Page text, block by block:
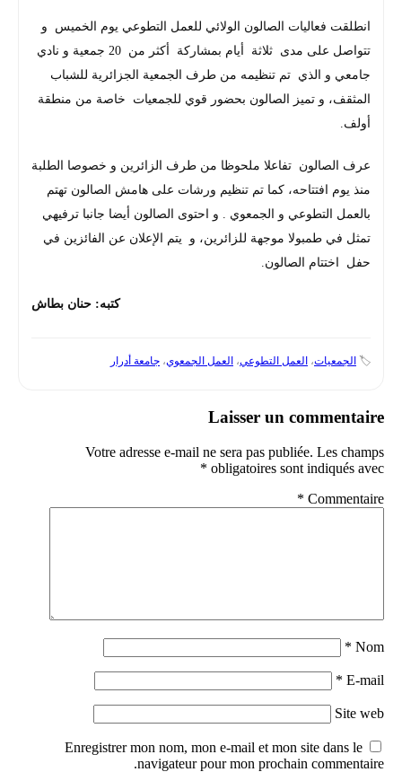
انطلقت فعاليات الصالون الولائي للعمل التطوعي يوم الخميس و
تتواصل على مدى ثلاثة أيام بمشاركة أكثر من 20 جمعية و نادي
جامعي و الذي تم تنظيمه من طرف الجمعية الجزائرية للشباب
المثقف، و تميز الصالون بحضور قوي للجمعيات خاصة من منطقة
أولف.
عرف الصالون تفاعلا ملحوظا من طرف الزائرين و خصوصا الطلبة
منذ يوم افتتاحه، كما تم تنظيم ورشات على هامش الصالون تهتم
بالعمل التطوعي و الجمعوي . و احتوى الصالون أيضا جانبا ترفيهي
تمثل في طمبولا موجهة للزائرين، و يتم الإعلان عن الفائزين في
حفل اختتام الصالون.
كتبه: حنان بطاش
🏷️ الجمعيات، العمل التطوعي، العمل الجمعوي، جامعة أدرار
Laisser un commentaire
Votre adresse e-mail ne sera pas publiée. Les champs
obligatoires sont indiqués avec
*
Commentaire
*
Nom
*
E-mail
*
Site web
Enregistrer mon nom, mon e-mail et mon site dans le
navigateur pour mon prochain commentaire.